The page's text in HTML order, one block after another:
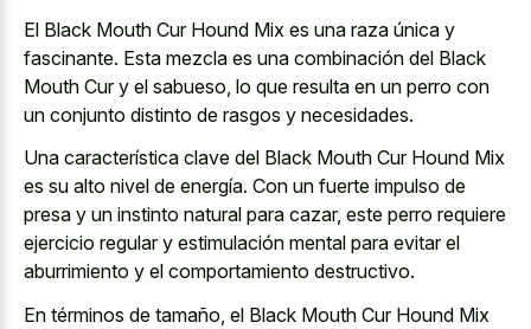
El Black Mouth Cur Hound Mix es una raza única y
fascinante. Esta mezcla es una combinación del Black
Mouth Cur y el sabueso, lo que resulta en un perro con
un conjunto distinto de rasgos y necesidades.
Una característica clave del Black Mouth Cur Hound Mix
es su alto nivel de energía. Con un fuerte impulso de
presa y un instinto natural para cazar, este perro requiere
ejercicio regular y estimulación mental para evitar el
aburrimiento y el comportamiento destructivo.
En términos de tamaño, el Black Mouth Cur Hound Mix